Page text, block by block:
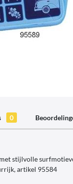
0
stijlvolle
artikel 95584